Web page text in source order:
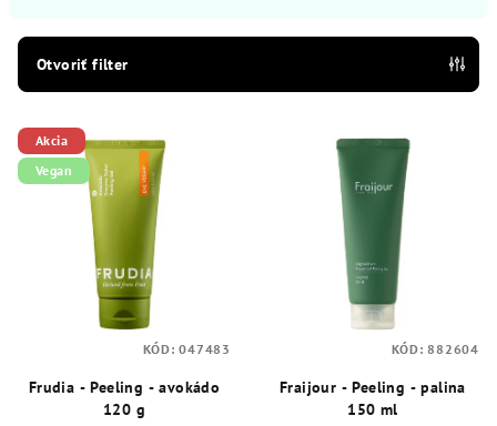
p
r
o
d
Otvoriť filter
V
ý
p
Akcia
Vegan
Frudia - Peeling - avokádo
120 g
KÓD:047483
Fraijour - Peeling - palina
150 ml
KÓD:882604